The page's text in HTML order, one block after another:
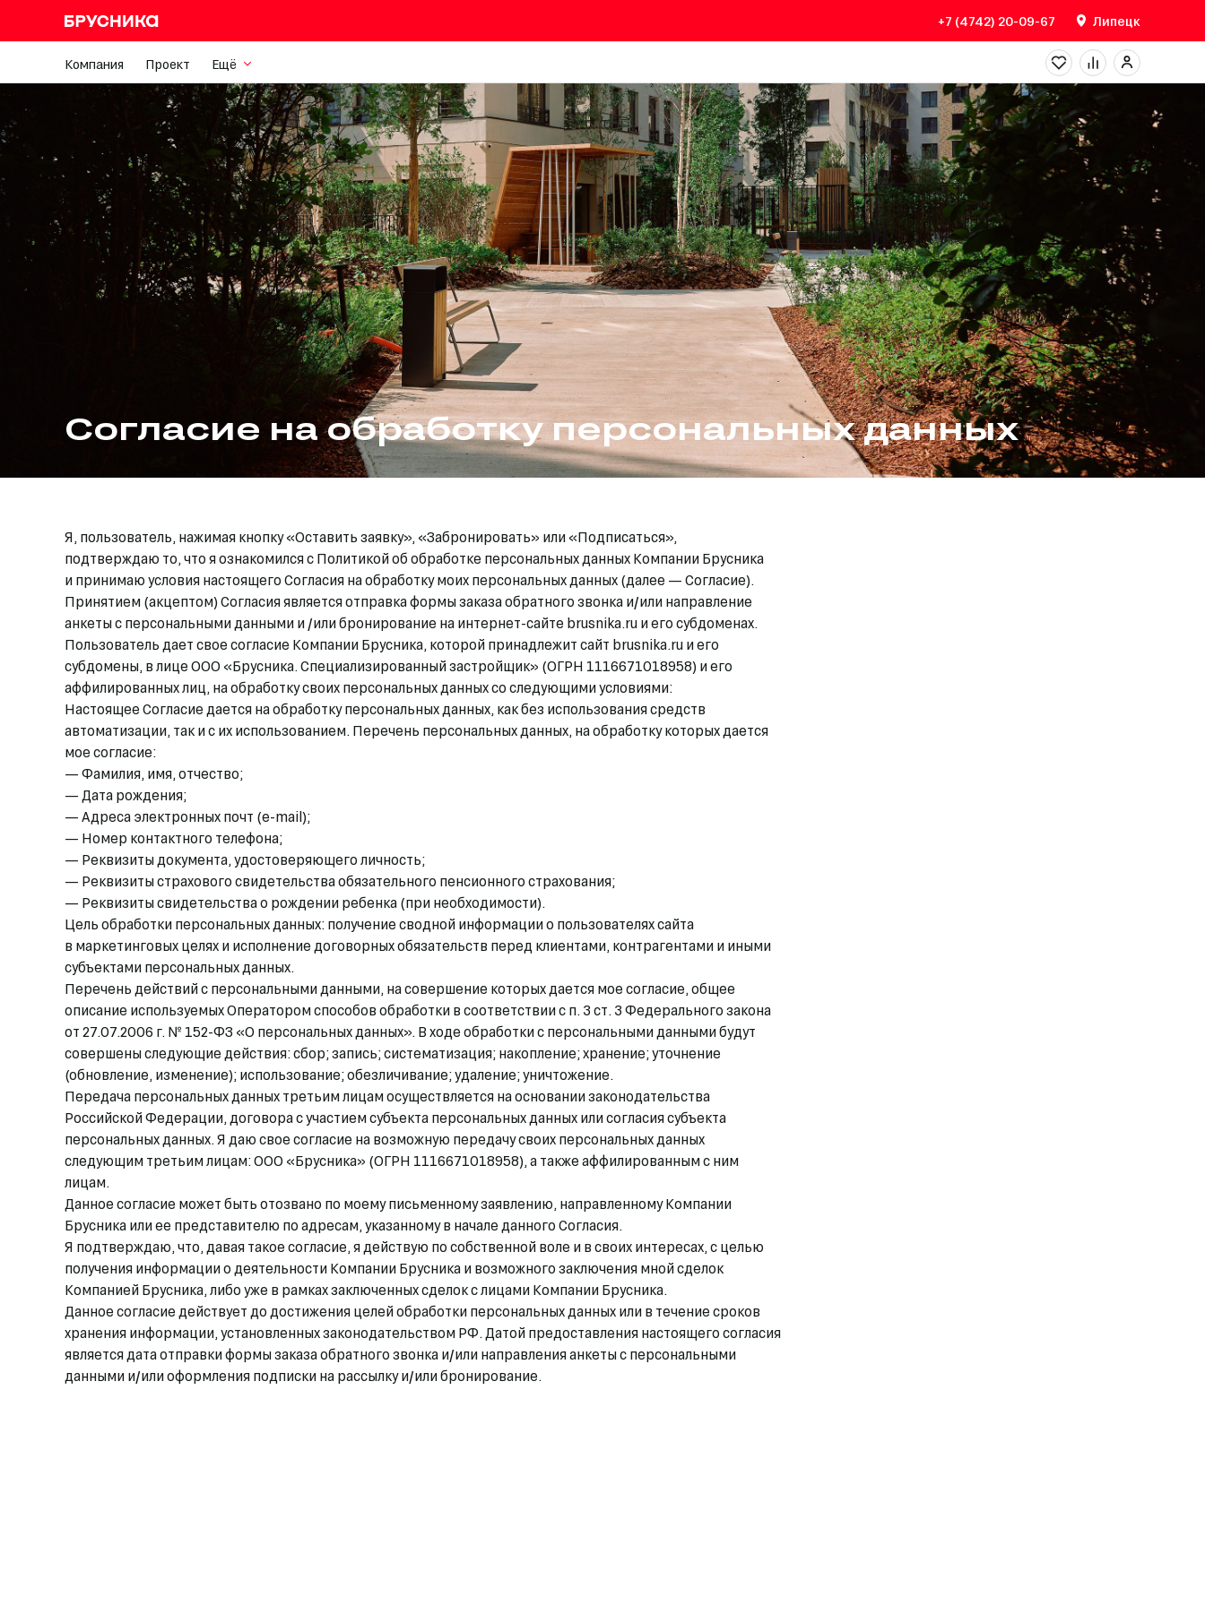
+7 (4742) 20-09-67 Липецк
Компания Проект Ещё
Согласие на обработку персональных данных
Я, пользователь, нажимая кнопку «Оставить заявку», «Забронировать» или «Подписаться»,
подтверждаю то, что я ознакомился с Политикой об обработке персональных данных Компании Брусника
и принимаю условия настоящего Согласия на обработку моих персональных данных (далее — Согласие).
Принятием (акцептом) Согласия является отправка формы заказа обратного звонка и/или направление
анкеты с персональными данными и /или бронирование на интернет-сайте brusnika.ru и его субдоменах.
Пользователь дает свое согласие Компании Брусника, которой принадлежит сайт brusnika.ru и его
субдомены, в лице ООО «Брусника. Специализированный застройщик» (ОГРН 1116671018958) и его
аффилированных лиц, на обработку своих персональных данных со следующими условиями:
Настоящее Согласие дается на обработку персональных данных, как без использования средств
автоматизации, так и с их использованием. Перечень персональных данных, на обработку которых дается
мое согласие:
— Фамилия, имя, отчество;
— Дата рождения;
— Адреса электронных почт (e-mail);
— Номер контактного телефона;
— Реквизиты документа, удостоверяющего личность;
— Реквизиты страхового свидетельства обязательного пенсионного страхования;
— Реквизиты свидетельства о рождении ребенка (при необходимости).
Цель обработки персональных данных: получение сводной информации о пользователях сайта
в маркетинговых целях и исполнение договорных обязательств перед клиентами, контрагентами и иными
субъектами персональных данных.
Перечень действий с персональными данными, на совершение которых дается мое согласие, общее
описание используемых Оператором способов обработки в соответствии с п. 3 ст. 3 Федерального закона
от 27.07.2006 г. № 152-ФЗ «О персональных данных». В ходе обработки с персональными данными будут
совершены следующие действия: сбор; запись; систематизация; накопление; хранение; уточнение
(обновление, изменение); использование; обезличивание; удаление; уничтожение.
Передача персональных данных третьим лицам осуществляется на основании законодательства
Российской Федерации, договора с участием субъекта персональных данных или согласия субъекта
персональных данных. Я даю свое согласие на возможную передачу своих персональных данных
следующим третьим лицам: ООО «Брусника» (ОГРН 1116671018958), а также аффилированным с ним
лицам.
Данное согласие может быть отозвано по моему письменному заявлению, направленному Компании
Брусника или ее представителю по адресам, указанному в начале данного Согласия.
Я подтверждаю, что, давая такое согласие, я действую по собственной воле и в своих интересах, с целью
получения информации о деятельности Компании Брусника и возможного заключения мной сделок
Компанией Брусника, либо уже в рамках заключенных сделок с лицами Компании Брусника.
Данное согласие действует до достижения целей обработки персональных данных или в течение сроков
хранения информации, установленных законодательством РФ. Датой предоставления настоящего согласия
является дата отправки формы заказа обратного звонка и/или направления анкеты с персональными
данными и/или оформления подписки на рассылку и/или бронирование.